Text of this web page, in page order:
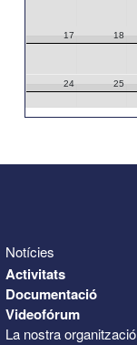
17 18
24 25
Notícies
Activitats
Documentació
Videofórum
La nostra organització